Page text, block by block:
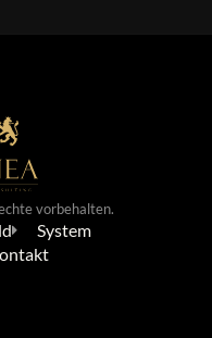
vorbehalten.
System